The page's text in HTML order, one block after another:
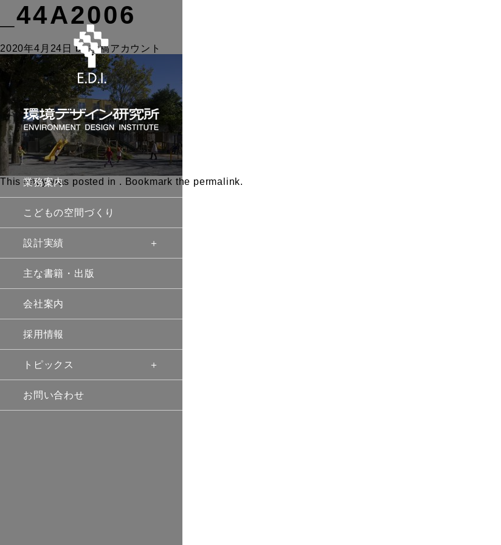
業務案内
こどもの空間づくり
設計実績
主な書籍・出版
会社案内
採用情報
トピックス
お問い合わせ
_44A2006
2020年4月24日 by投稿アカウント
This entry was posted in . Bookmark the permalink.